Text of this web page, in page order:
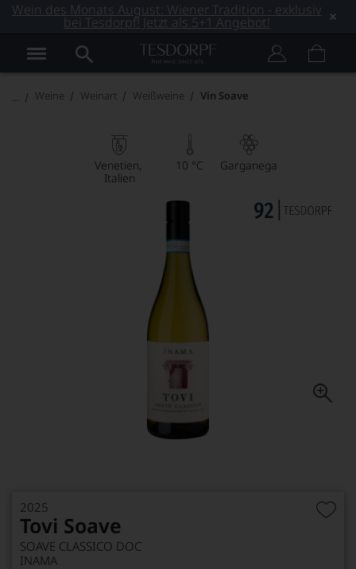
Wein des Monats August: Wiener Tradition - exklusiv
bei Tesdorpf! Jetzt als 5+1 Angebot!
Weine Weinart Weißweine Vin Soave
Venetien
Italien
10 °C Garganega
2025
Tovi Soave
SOAVE CLASSICO DOC
INAMA